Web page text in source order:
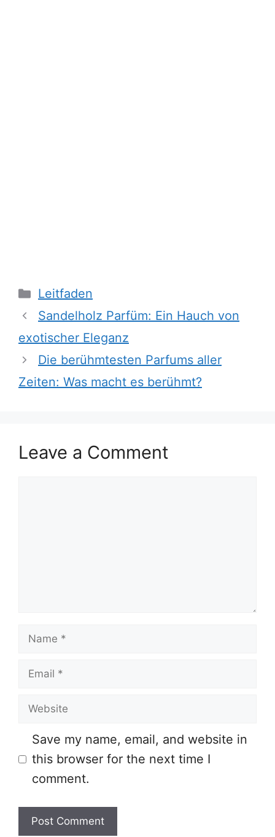
Categories
Leitfaden
Sandelholz Parfüm: Ein Hauch von
exotischer Eleganz
Die berühmtesten Parfums aller
Zeiten: Was macht es berühmt?
Leave a Comment
Name
Email
Website
Save my name, email, and website in
this browser for the next time I
comment.